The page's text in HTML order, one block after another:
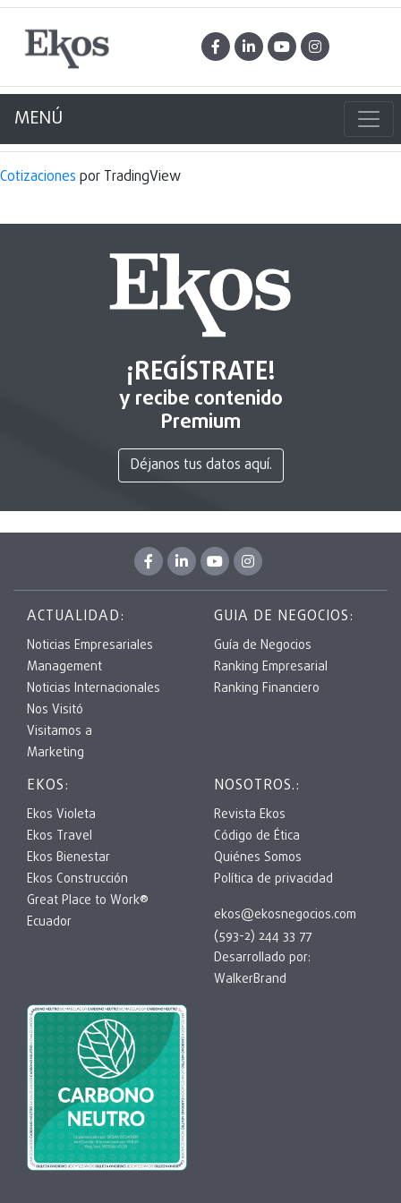
MENÚ
Cotizaciones por TradingView
¡REGÍSTRATE!
y recibe contenido
Premium
Déjanos tus datos aquí.
ACTUALIDAD:
Noticias Empresariales
Management
Noticias Internacionales
Nos Visitó
Visitamos a
Marketing
GUIA DE NEGOCIOS:
Guía de Negocios
Ranking Empresarial
Ranking Financiero
EKOS:
Ekos Violeta
Ekos Travel
Ekos Bienestar
Ekos Construcción
Great Place to Work®
Ecuador
NOSOTROS.:
Revista Ekos
Código de Ética
Quiénes Somos
Política de privacidad
ekos@ekosnegocios.com
(593-2) 244 33 77
Desarrollado por:
WalkerBrand